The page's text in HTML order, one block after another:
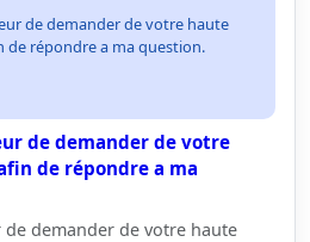
de demander de votre haute
de répondre a ma question.
de demander de votre
de répondre a ma
demander de votre haute